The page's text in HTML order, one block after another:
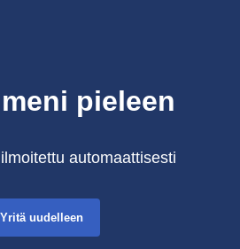
pieleen
automaattisesti
Yritä uudelleen